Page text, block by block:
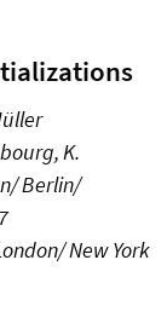
K.
Berlin/
New York